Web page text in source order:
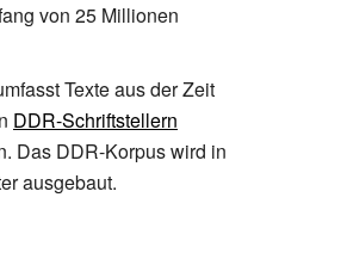
von 25 Millionen
Texte aus der Zeit
DDR-Schriftstellern
Das DDR-Korpus wird in
ausgebaut.